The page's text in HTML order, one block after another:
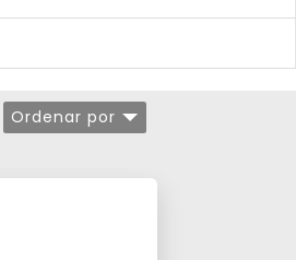
Ordenar por